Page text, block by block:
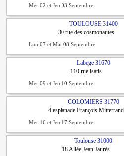
Mer 02 et Jeu 03 Septembre
TOULOUSE 31400
30 rue des cosmonautes
Lun 07 et Mar 08 Septembre
Labege 31670
110 rue isatis
Mer 09 et Jeu 10 Septembre
COLOMIERS 31770
4 esplanade François Mitterrand
Mer 16 et Jeu 17 Septembre
Toulouse 31000
18 Allée Jean Jaurès